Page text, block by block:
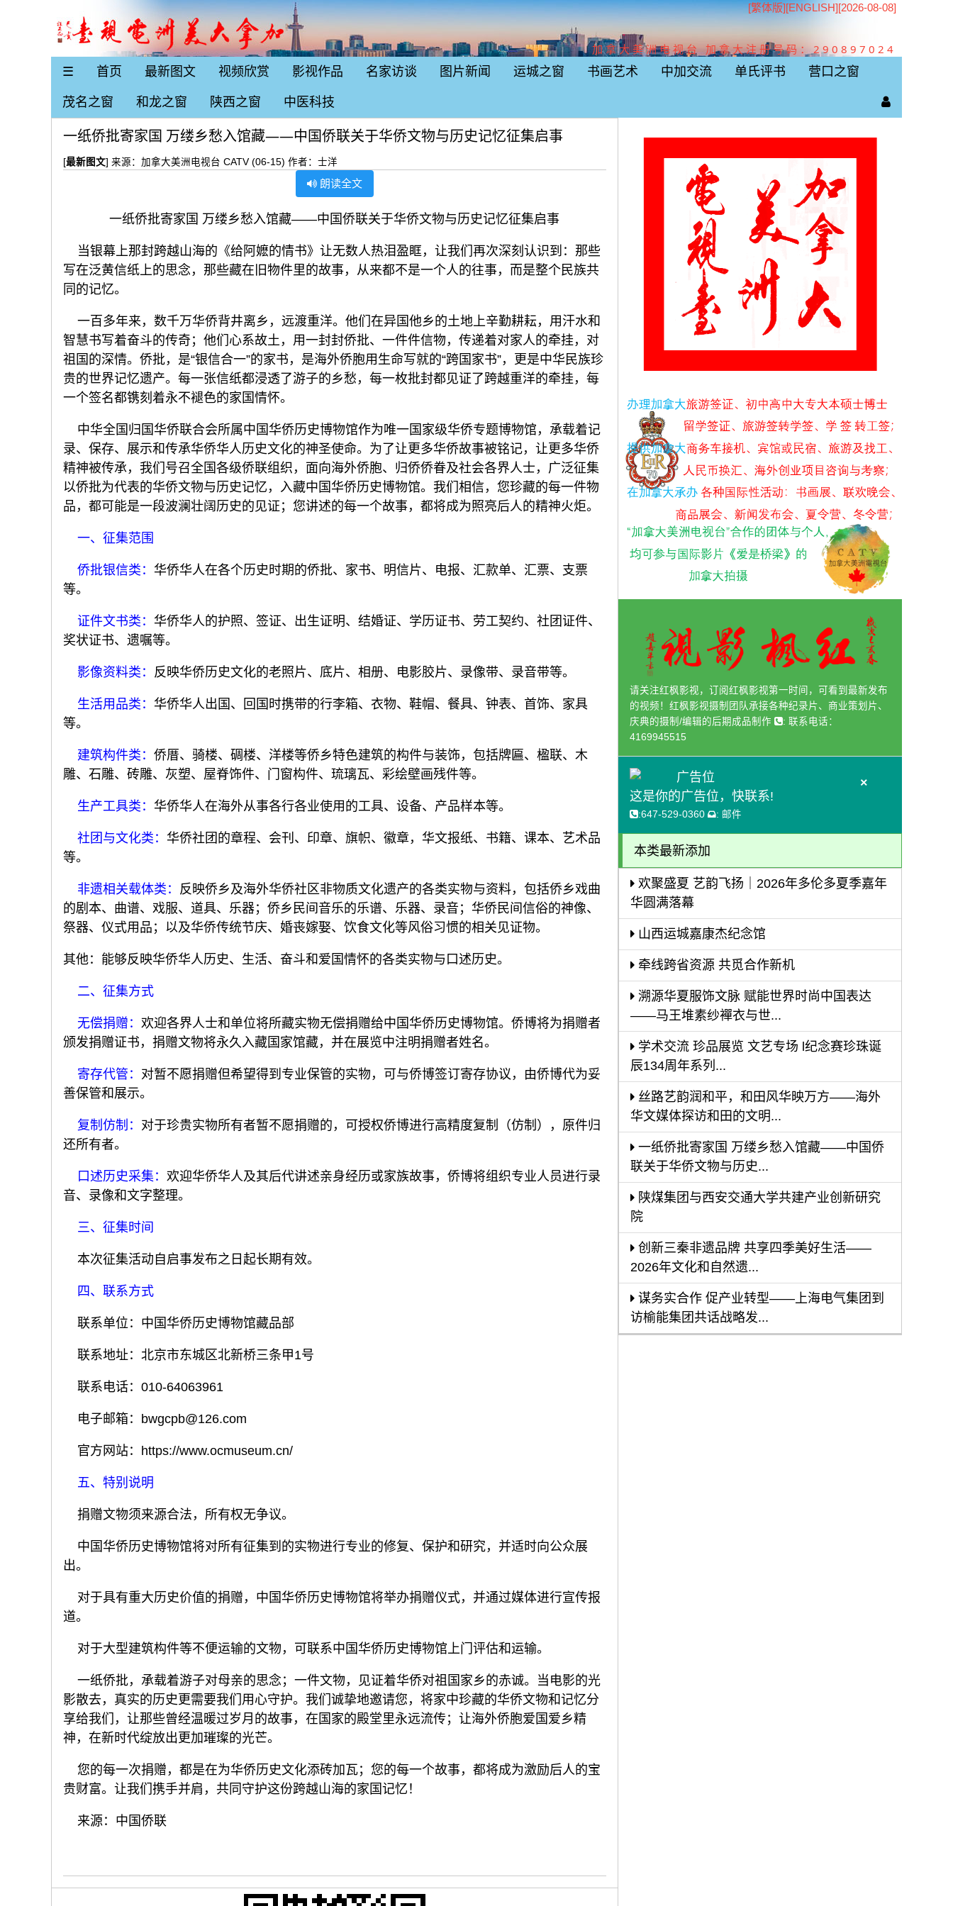
[繁体版][ENGLISH][2026-08-08]
加拿大美洲电视台 加拿大注册号码：290897024
☰
首页 最新图文 视频欣赏 影视作品 名家访谈 图片新闻 运城之窗 书画艺术 中加交流 单氏评书 营口之窗
茂名之窗 和龙之窗 陕西之窗 中医科技
一纸侨批寄家国 万缕乡愁入馆藏——中国侨联关于华侨文物与历史记忆征集启事
[最新图文] 来源：加拿大美洲电视台 CATV (06-15) 作者：士洋
朗读全文
一纸侨批寄家国 万缕乡愁入馆藏——中国侨联关于华侨文物与历史记忆征集启事
当银幕上那封跨越山海的《给阿嬷的情书》让无数人热泪盈眶，让我们再次深刻认识到：那些
写在泛黄信纸上的思念，那些藏在旧物件里的故事，从来都不是一个人的往事，而是整个民族共
同的记忆。
一百多年来，数千万华侨背井离乡，远渡重洋。他们在异国他乡的土地上辛勤耕耘，用汗水和
智慧书写着奋斗的传奇；他们心系故土，用一封封侨批、一件件信物，传递着对家人的牵挂，对
祖国的深情。侨批，是“银信合一”的家书，是海外侨胞用生命写就的“跨国家书”，更是中华民族珍
贵的世界记忆遗产。每一张信纸都浸透了游子的乡愁，每一枚批封都见证了跨越重洋的牵挂，每
一个签名都镌刻着永不褪色的家国情怀。
中华全国归国华侨联合会所属中国华侨历史博物馆作为唯一国家级华侨专题博物馆，承载着记
录、保存、展示和传承华侨华人历史文化的神圣使命。为了让更多华侨故事被铭记，让更多华侨
精神被传承，我们号召全国各级侨联组织，面向海外侨胞、归侨侨眷及社会各界人士，广泛征集
以侨批为代表的华侨文物与历史记忆，入藏中国华侨历史博物馆。我们相信，您珍藏的每一件物
品，都可能是一段波澜壮阔历史的见证；您讲述的每一个故事，都将成为照亮后人的精神火炬。
一、征集范围
侨批银信类： 华侨华人在各个历史时期的侨批、家书、明信片、电报、汇款单、汇票、支票
等。
证件文书类： 华侨华人的护照、签证、出生证明、结婚证、学历证书、劳工契约、社团证件、
奖状证书、遗嘱等。
影像资料类： 反映华侨历史文化的老照片、底片、相册、电影胶片、录像带、录音带等。
生活用品类： 华侨华人出国、回国时携带的行李箱、衣物、鞋帽、餐具、钟表、首饰、家具
等。
建筑构件类： 侨厝、骑楼、碉楼、洋楼等侨乡特色建筑的构件与装饰，包括牌匾、楹联、木
雕、石雕、砖雕、灰塑、屋脊饰件、门窗构件、琉璃瓦、彩绘壁画残件等。
生产工具类： 华侨华人在海外从事各行各业使用的工具、设备、产品样本等。
社团与文化类： 华侨社团的章程、会刊、印章、旗帜、徽章，华文报纸、书籍、课本、艺术品
等。
非遗相关载体类： 反映侨乡及海外华侨社区非物质文化遗产的各类实物与资料，包括侨乡戏曲
的剧本、曲谱、戏服、道具、乐器；侨乡民间音乐的乐谱、乐器、录音；华侨民间信俗的神像、
祭器、仪式用品；以及华侨传统节庆、婚丧嫁娶、饮食文化等风俗习惯的相关见证物。
其他：能够反映华侨华人历史、生活、奋斗和爱国情怀的各类实物与口述历史。
二、征集方式
无偿捐赠： 欢迎各界人士和单位将所藏实物无偿捐赠给中国华侨历史博物馆。侨博将为捐赠者
颁发捐赠证书，捐赠文物将永久入藏国家馆藏，并在展览中注明捐赠者姓名。
寄存代管： 对暂不愿捐赠但希望得到专业保管的实物，可与侨博签订寄存协议，由侨博代为妥
善保管和展示。
复制仿制： 对于珍贵实物所有者暂不愿捐赠的，可授权侨博进行高精度复制（仿制），原件归
还所有者。
口述历史采集： 欢迎华侨华人及其后代讲述亲身经历或家族故事，侨博将组织专业人员进行录
音、录像和文字整理。
三、征集时间
本次征集活动自启事发布之日起长期有效。
四、联系方式
联系单位：中国华侨历史博物馆藏品部
联系地址：北京市东城区北新桥三条甲1号
联系电话：010-64063961
电子邮箱：bwgcpb@126.com
官方网站：https://www.ocmuseum.cn/
五、特别说明
捐赠文物须来源合法，所有权无争议。
中国华侨历史博物馆将对所有征集到的实物进行专业的修复、保护和研究，并适时向公众展
出。
对于具有重大历史价值的捐赠，中国华侨历史博物馆将举办捐赠仪式，并通过媒体进行宣传报
道。
对于大型建筑构件等不便运输的文物，可联系中国华侨历史博物馆上门评估和运输。
一纸侨批，承载着游子对母亲的思念；一件文物，见证着华侨对祖国家乡的赤诚。当电影的光
影散去，真实的历史更需要我们用心守护。我们诚挚地邀请您，将家中珍藏的华侨文物和记忆分
享给我们，让那些曾经温暖过岁月的故事，在国家的殿堂里永远流传；让海外侨胞爱国爱乡精
神，在新时代绽放出更加璀璨的光芒。
您的每一次捐赠，都是在为华侨历史文化添砖加瓦；您的每一个故事，都将成为激励后人的宝
贵财富。让我们携手并肩，共同守护这份跨越山海的家国记忆！
来源：中国侨联
请关注红枫影视，订阅红枫影视第一时间，可看到最新发布
的视频！红枫影视摄制团队承接各种纪录片、商业策划片、
庆典的摄制/编辑的后期成品制作
: 联系电话：
4169945515
×
广告位
这是你的广告位，快联系!
:647-529-0360 : 邮件
本类最新添加
欢聚盛夏 艺韵飞扬｜2026年多伦多夏季嘉年
华圆满落幕
山西运城嘉康杰纪念馆
牵线跨省资源 共觅合作新机
溯源华夏服饰文脉 赋能世界时尚中国表达
——马王堆素纱襌衣与世...
学术交流 珍品展览 文艺专场 l纪念赛珍珠诞
辰134周年系列...
丝路艺韵润和平，和田风华映万方——海外
华文媒体探访和田的文明...
一纸侨批寄家国 万缕乡愁入馆藏——中国侨
联关于华侨文物与历史...
陕煤集团与西安交通大学共建产业创新研究
院
创新三秦非遗品牌 共享四季美好生活——
2026年文化和自然遗...
谋务实合作 促产业转型——上海电气集团到
访榆能集团共话战略发...